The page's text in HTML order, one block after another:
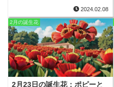
2024.02.08
2月の誕生花
2月23日の誕生花：ポピーと